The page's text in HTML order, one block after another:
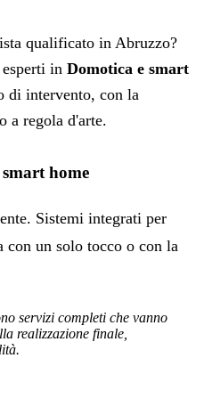
qualificato in Abruzzo?
in Domotica e smart
di intervento, con la
a regola d'arte.
home
Sistemi integrati per
con un solo tocco o con la
servizi completi che vanno
realizzazione finale,